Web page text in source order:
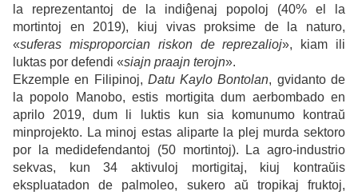
la reprezentantoj de la indiĝenaj popoloj (40% el la
mortintoj en 2019), kiuj vivas proksime de la naturo,
«suferas misproporcian riskon de reprezalioj», kiam ili
luktas por defendi «siajn praajn terojn».
Ekzemple en Filipinoj, Datu Kaylo Bontolan, gvidanto de
la popolo Manobo, estis mortigita dum aerbombado en
aprilo 2019, dum li luktis kun sia komunumo kontraŭ
minprojekto. La minoj estas aliparte la plej murda sektoro
por la medidefendantoj (50 mortintoj). La agro-industrio
sekvas, kun 34 aktivuloj mortigitaj, kiuj kontraŭis
ekspluatadon de palmoleo, sukero aŭ tropikaj fruktoj,